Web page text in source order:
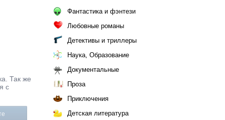
Так же
с
Фантастика и фэнтези
Любовные романы
Детективы и триллеры
Наука, Образование
Документальные
Проза
Приключения
Детская литература